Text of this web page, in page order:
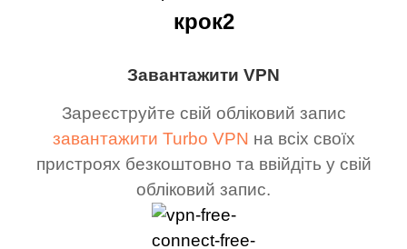
Завантажити VPN
Зареєструйте свій обліковий запис
завантажити Turbo VPN на всіх своїх
пристроях безкоштовно та ввійдіть у свій
обліковий запис.
крок2